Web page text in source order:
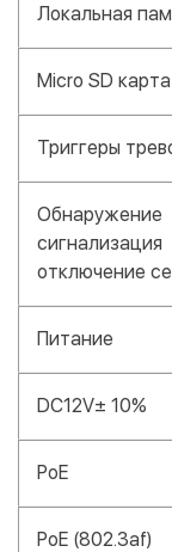
Локальная
Micro SD
Триггеры
Обнаружение
отключение
Питание
DC12V± 10%
PoE
PoE (802.3af)